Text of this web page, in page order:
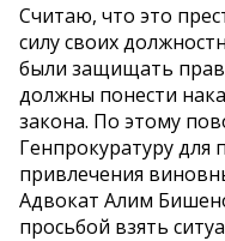
Считаю, что это
силу своих
были защищать
должны понести
закона. По этому
Генпрокуратуру для
привлечения
Адвокат Алим
просьбой взять